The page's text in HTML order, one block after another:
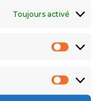
Toujours activé